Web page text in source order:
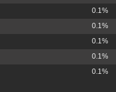
0.1%
0.1%
0.1%
0.1%
0.1%